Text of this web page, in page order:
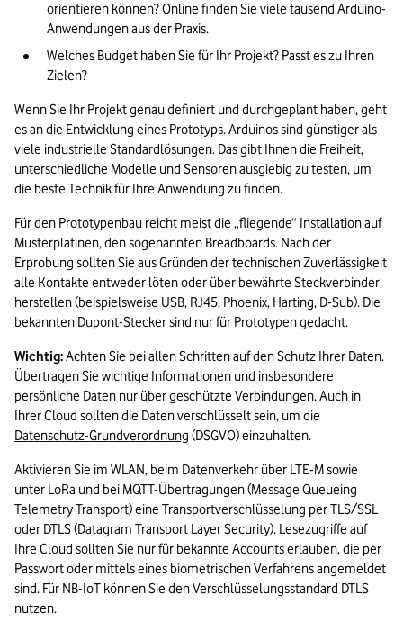
orientieren können? Online finden Sie viele tausend Arduino-
Anwendungen aus der Praxis.
Welches Budget haben Sie für Ihr Projekt? Passt es zu Ihren
Zielen?
Wenn Sie Ihr Projekt genau definiert und durchgeplant haben, geht
es an die Entwicklung eines Prototyps. Arduinos sind günstiger als
viele industrielle Standardlösungen. Das gibt Ihnen die Freiheit,
unterschiedliche Modelle und Sensoren ausgiebig zu testen, um
die beste Technik für Ihre Anwendung zu finden.
Für den Prototypenbau reicht meist die „fliegende“ Installation auf
Musterplatinen, den sogenannten Breadboards. Nach der
Erprobung sollten Sie aus Gründen der technischen Zuverlässigkeit
alle Kontakte entweder löten oder über bewährte Steckverbinder
herstellen (beispielsweise USB, RJ45, Phoenix, Harting, D-Sub). Die
bekannten Dupont-Stecker sind nur für Prototypen gedacht.
Wichtig: Achten Sie bei allen Schritten auf den Schutz Ihrer Daten.
Übertragen Sie wichtige Informationen und insbesondere
persönliche Daten nur über geschützte Verbindungen. Auch in
Datenschutz-Grundverordnung (DSGVO) einzuhalten.
Aktivieren Sie im WLAN, beim Datenverkehr über LTE-M sowie
unter LoRa und bei MQTT-Übertragungen (Message Queueing
Telemetry Transport) eine Transportverschlüsselung per TLS/SSL
oder DTLS (Datagram Transport Layer Security). Lesezugriffe auf
Ihre Cloud sollten Sie nur für bekannte Accounts erlauben, die per
Passwort oder mittels eines biometrischen Verfahrens angemeldet
sind. Für NB-IoT können Sie den Verschlüsselungsstandard DTLS
nutzen.